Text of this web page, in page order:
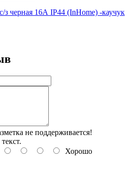
не поддерживается!
Хорошо